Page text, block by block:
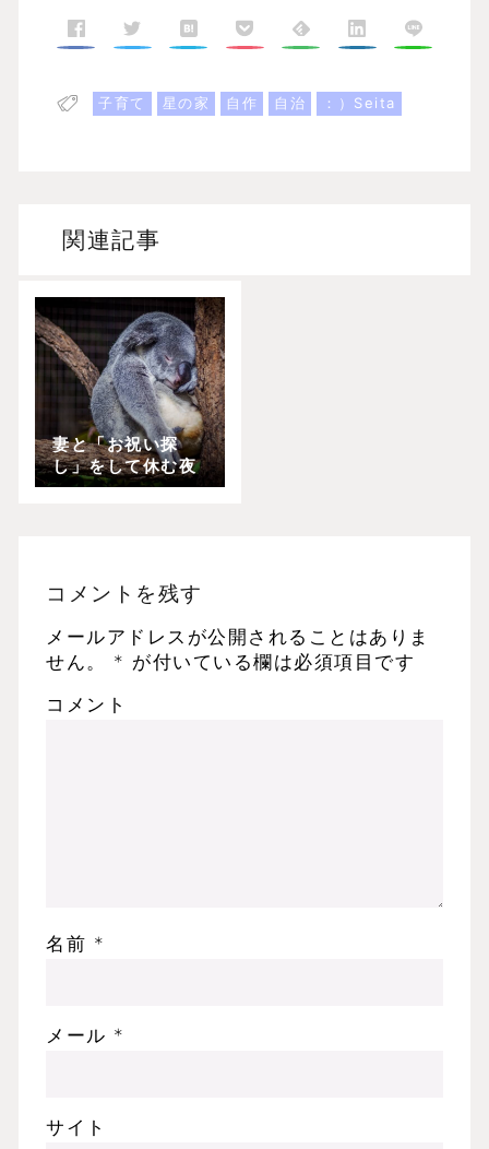
子育て 星の家 自作 自治 ：）Seita
関連記事
妻と「お祝い探
し」をして休む夜
コメントを残す
メールアドレスが公開されることはありま
せん。
* が付いている欄は必須項目です
コメント
名前 *
メール *
サイト